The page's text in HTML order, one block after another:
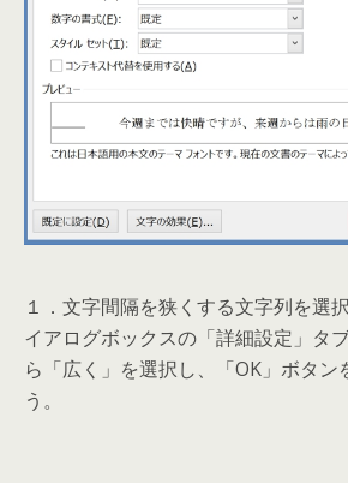
１．文字間隔を狭くする文字列を選
イアログボックスの「詳細設定」タ
ら「広く」を選択し、「OK」ボタン
う。